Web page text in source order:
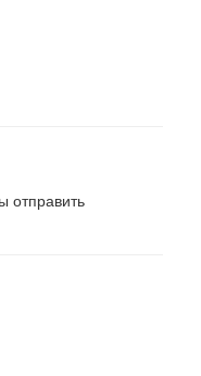
отправить